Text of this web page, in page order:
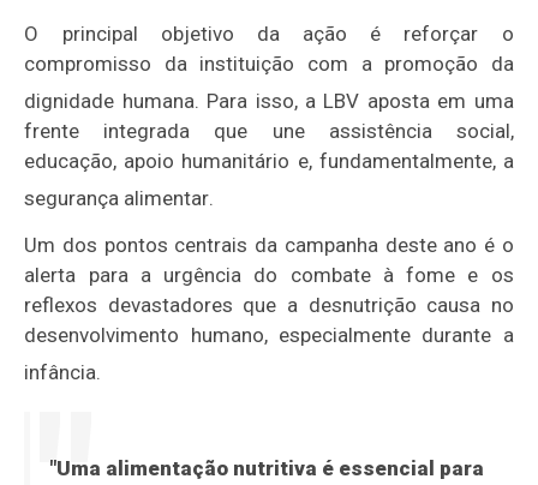
O principal objetivo da ação é reforçar o
compromisso da instituição com a promoção da
dignidade humana. Para isso, a LBV aposta em uma
frente integrada que une assistência social,
educação, apoio humanitário e, fundamentalmente, a
segurança alimentar.
Um dos pontos centrais da campanha deste ano é o
alerta para a urgência do combate à fome e os
reflexos devastadores que a desnutrição causa no
desenvolvimento humano, especialmente durante a
infância.
"Uma alimentação nutritiva é essencial para